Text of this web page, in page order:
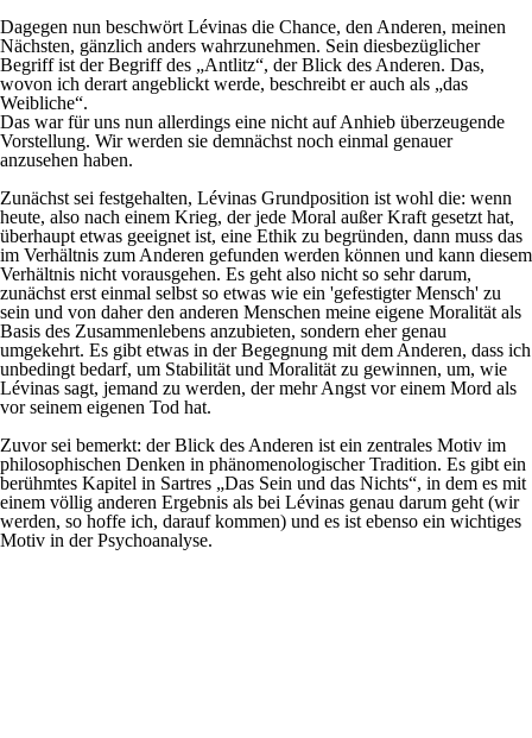
Dagegen nun beschwört Lévinas die Chance, den Anderen, meinen
Nächsten, gänzlich anders wahrzunehmen. Sein diesbezüglicher
Begriff ist der Begriff des „Antlitz“, der Blick des Anderen. Das,
wovon ich derart angeblickt werde, beschreibt er auch als „das
Weibliche“.
Das war für uns nun allerdings eine nicht auf Anhieb überzeugende
Vorstellung. Wir werden sie demnächst noch einmal genauer
anzusehen haben.
Zunächst sei festgehalten, Lévinas Grundposition ist wohl die: wenn
heute, also nach einem Krieg, der jede Moral außer Kraft gesetzt hat,
überhaupt etwas geeignet ist, eine Ethik zu begründen, dann muss das
im Verhältnis zum Anderen gefunden werden können und kann diesem
Verhältnis nicht vorausgehen. Es geht also nicht so sehr darum,
zunächst erst einmal selbst so etwas wie ein 'gefestigter Mensch' zu
sein und von daher den anderen Menschen meine eigene Moralität als
Basis des Zusammenlebens anzubieten, sondern eher genau
umgekehrt. Es gibt etwas in der Begegnung mit dem Anderen, dass ich
unbedingt bedarf, um Stabilität und Moralität zu gewinnen, um, wie
Lévinas sagt, jemand zu werden, der mehr Angst vor einem Mord als
vor seinem eigenen Tod hat.
Zuvor sei bemerkt: der Blick des Anderen ist ein zentrales Motiv im
philosophischen Denken in phänomenologischer Tradition. Es gibt ein
berühmtes Kapitel in Sartres „Das Sein und das Nichts“, in dem es mit
einem völlig anderen Ergebnis als bei Lévinas genau darum geht (wir
werden, so hoffe ich, darauf kommen) und es ist ebenso ein wichtiges
Motiv in der Psychoanalyse.